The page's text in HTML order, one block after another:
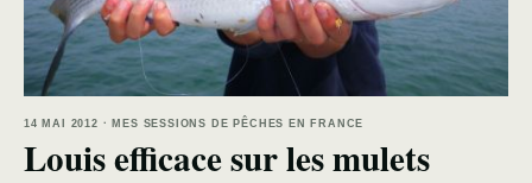
14 MAI 2012 · MES SESSIONS DE PÊCHES EN FRANCE
Louis efficace sur les mulets